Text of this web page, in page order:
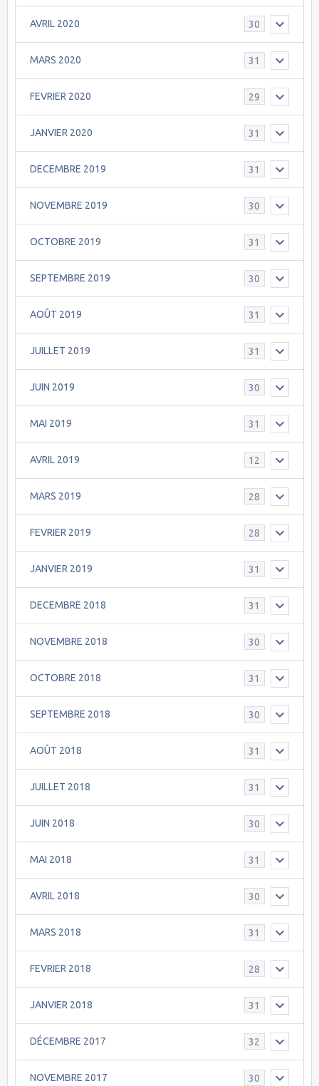
AVRIL 2020 30
MARS 2020 31
FEVRIER 2020 29
JANVIER 2020 31
DECEMBRE 2019 31
NOVEMBRE 2019 30
OCTOBRE 2019 31
SEPTEMBRE 2019 30
AOÛT 2019 31
JUILLET 2019 31
JUIN 2019 30
MAI 2019 31
AVRIL 2019 12
MARS 2019 28
FEVRIER 2019 28
JANVIER 2019 31
DECEMBRE 2018 31
NOVEMBRE 2018 30
OCTOBRE 2018 31
SEPTEMBRE 2018 30
AOÛT 2018 31
JUILLET 2018 31
JUIN 2018 30
MAI 2018 31
AVRIL 2018 30
MARS 2018 31
FEVRIER 2018 28
JANVIER 2018 31
DÉCEMBRE 2017 32
NOVEMBRE 2017 30